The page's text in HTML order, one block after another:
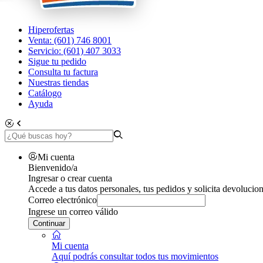
Hiperofertas
Venta: (601) 746 8001
Servicio: (601) 407 3033
Sigue tu pedido
Consulta tu factura
Nuestras tiendas
Catálogo
Ayuda
Mi cuenta
Bienvenido/a
Ingresar o crear cuenta
Accede a tus datos personales, tus pedidos y solicita
Correo electrónico
Ingrese un correo válido
Continuar
Mi cuenta
Aquí podrás consultar todos tus movimientos